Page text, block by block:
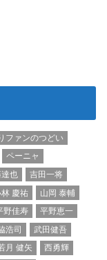
ファンのつどい
ペーニャ
也
吉田一将
慶祐
山岡 泰輔
野佳寿
平野恵一
浩司
武田健吾
月 健矢
西勇輝